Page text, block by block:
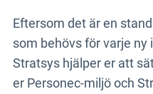
Eftersom det är en
som behövs för varje
Stratsys hjälper er att
er Personec-miljö och